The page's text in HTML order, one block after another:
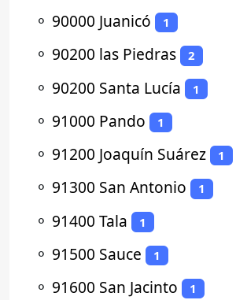
⚬ 90000 Juanicó 1
⚬ 90200 las Piedras 2
⚬ 90200 Santa Lucía 1
⚬ 91000 Pando 1
⚬ 91200 Joaquín Suárez 1
⚬ 91300 San Antonio 1
⚬ 91400 Tala 1
⚬ 91500 Sauce 1
⚬ 91600 San Jacinto 1